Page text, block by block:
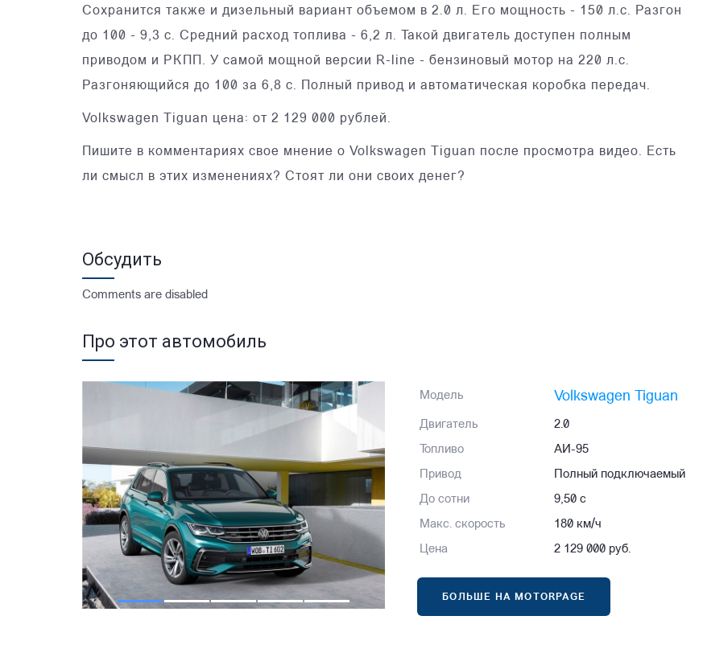
Сохранится также и дизельный вариант объемом в 2.0 л. Его мощность - 150 л.с. Разгон
до 100 - 9,3 с. Средний расход топлива - 6,2 л. Такой двигатель доступен полным
приводом и РКПП. У самой мощной версии R-line - бензиновый мотор на 220 л.c.
Разгоняющийся до 100 за 6,8 с. Полный привод и автоматическая коробка передач.
Volkswagen Tiguan цена: от 2 129 000 рублей.
Пишите в комментариях свое мнение о Volkswagen Tiguan после просмотра видео. Есть
ли смысл в этих изменениях? Стоят ли они своих денег?
Обсудить
Comments are disabled
Про этот автомобиль
Модель Volkswagen Tiguan
Двигатель 2.0
Топливо АИ-95
Привод Полный подключаемый
До сотни 9,50 с
Макс. скорость 180 км/ч
Цена 2 129 000 руб.
БОЛЬШЕ НА MOTORPAGE